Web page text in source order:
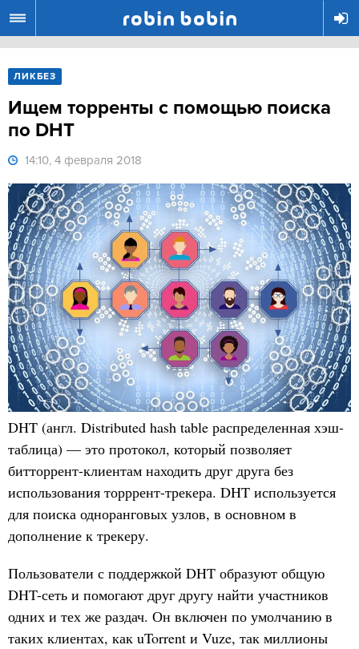
ЛИКБЕЗ
Ищем торренты с помощью поиска
по DHT
14:10, 4 февраля 2018
DHT (англ. Distributed hash table распределенная хэш-
таблица) — это протокол, который позволяет
битторрент-клиентам находить друг друга без
использования торррент-трекера. DHT используется
для поиска одноранговых узлов, в основном в
дополнение к трекеру.
Пользователи с поддержкой DHT образуют общую
DHT-сеть и помогают друг другу найти участников
одних и тех же раздач. Он включен по умолчанию в
таких клиентах, как uTorrent и Vuze, так миллионы